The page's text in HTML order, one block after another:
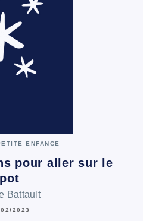
ENFANCE
pour aller sur le
pot
Battault
2023